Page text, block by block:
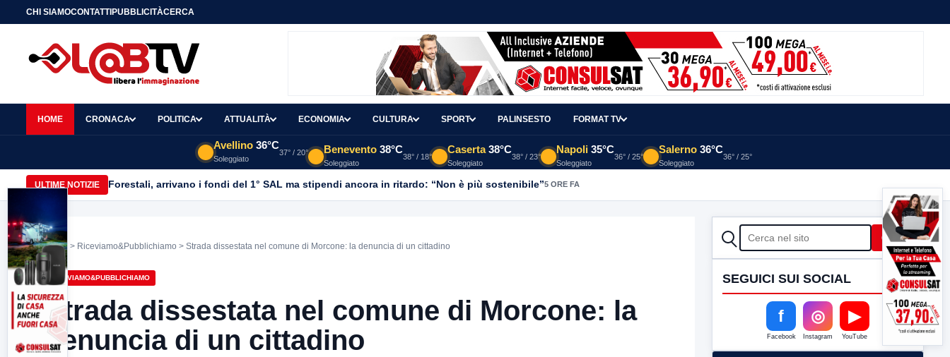
CHI SIAMOCONTATTIPUBBLICITÀCERCA
HOME CRONACA POLITICA ATTUALITÀ ECONOMIA CULTURA SPORT PALINSESTO FORMAT TV
Avellino 36°C
Soleggiato
37° / 20° Benevento 38°C
Soleggiato
38° / 18°
Caserta 38°C
Soleggiato
38° / 23°
Napoli 35°C
Soleggiato
36° / 25°
Salerno 36°C
Soleggiato
36° / 25°
ULTIME NOTIZIE Forestali, arrivano i fondi del 1° SAL ma stipendi ancora in ritardo: “Non è più sostenibile”5 ORE FA
Home > Riceviamo&Pubblichiamo > Strada dissestata nel comune di Morcone: la denuncia di un cittadino
RICEVIAMO&PUBBLICHIAMO
Strada dissestata nel comune di Morcone: la
denuncia di un cittadino
CERCA Cerca
SEGUICI SUI SOCIAL
f
Facebook
◎
Instagram
▶
YouTube